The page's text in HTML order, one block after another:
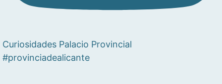
Curiosidades Palacio Provincial
#provinciadealicante